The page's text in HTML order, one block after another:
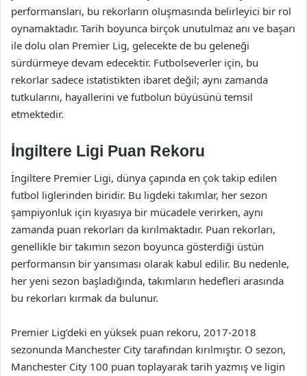
performansları, bu rekorların oluşmasında belirleyici bir rol
oynamaktadır. Tarih boyunca birçok unutulmaz anı ve başarı
ile dolu olan Premier Lig, gelecekte de bu geleneği
sürdürmeye devam edecektir. Futbolseverler için, bu
rekorlar sadece istatistikten ibaret değil; aynı zamanda
tutkularını, hayallerini ve futbolun büyüsünü temsil
etmektedir.
İngiltere Ligi Puan Rekoru
İngiltere Premier Ligi, dünya çapında en çok takip edilen
futbol liglerinden biridir. Bu ligdeki takımlar, her sezon
şampiyonluk için kıyasıya bir mücadele verirken, aynı
zamanda puan rekorları da kırılmaktadır. Puan rekorları,
genellikle bir takımın sezon boyunca gösterdiği üstün
performansın bir yansıması olarak kabul edilir. Bu nedenle,
her yeni sezon başladığında, takımların hedefleri arasında
bu rekorları kırmak da bulunur.
Premier Lig’deki en yüksek puan rekoru, 2017-2018
sezonunda Manchester City tarafından kırılmıştır. O sezon,
Manchester City 100 puan toplayarak tarih yazmış ve ligin